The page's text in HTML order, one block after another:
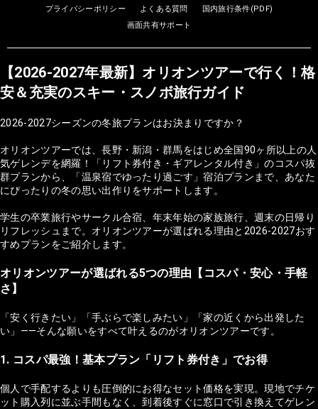
プライバシーポリシー
よくある質問
国内旅行条件(PDF)
画面共有サポート
【2026-2027年最新】オリオンツアーで行く！格
安＆充実のスキー・スノボ旅行ガイド
2026-2027シーズンの冬旅プランはお決まりですか？
オリオンツアーでは、長野・新潟・群馬をはじめ全国90ヶ所以上の人
気ゲレンデを網羅！「リフト券付き・ギアレンタル付き」のコスパ抜
群プランから、「温泉宿でゆったり過ごす」宿泊プランまで、あなた
にぴったりの冬の思い出作りをサポートします。
学生の卒業旅行やサークル合宿、年末年始の家族旅行、週末の日帰り
リフレッシュまで。オリオンツアーが選ばれる理由と2026-2027おす
すめプランをご紹介します。
オリオンツアーが選ばれる5つの理由【コスパ・安心・手軽
さ】
「安く行きたい」「手ぶらで楽しみたい」「家の近くから出発した
い」——そんな願いをすべて叶えるのがオリオンツアーです。
1. コスパ最強！基本プラン「リフト券付き」でお得
個人で手配するよりも圧倒的にお得なセット価格を実現。現地でチケ
ット購入列に並ぶ手間もなく、到着後すぐに窓口で引き換えてゲレン